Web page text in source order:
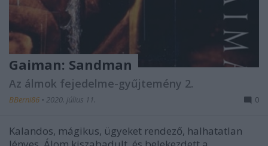
Gaiman: Sandman
Az álmok fejedelme-gyűjtemény 2.
BBerni86 • 2020. július 11. 0
Kalandos, mágikus, ügyeket rendező, halhatatlan